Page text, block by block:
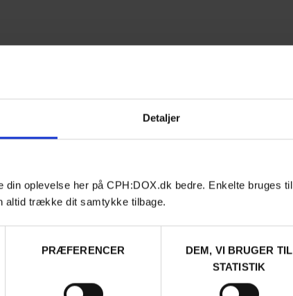
Detaljer
din oplevelse her på CPH:DOX.dk bedre. Enkelte bruges
altid trække dit samtykke tilbage.
PRÆFERENCER
DEM, VI BRUGER TIL
STATISTIK
2026.
A selection of BIPOC films by and about black, colored
FESTIVAL 2026
Contact
About us
FAQ Festival